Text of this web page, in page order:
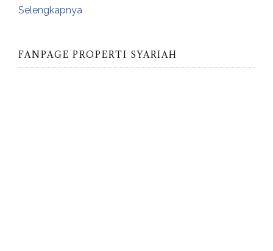
Selengkapnya
FANPAGE PROPERTI SYARIAH